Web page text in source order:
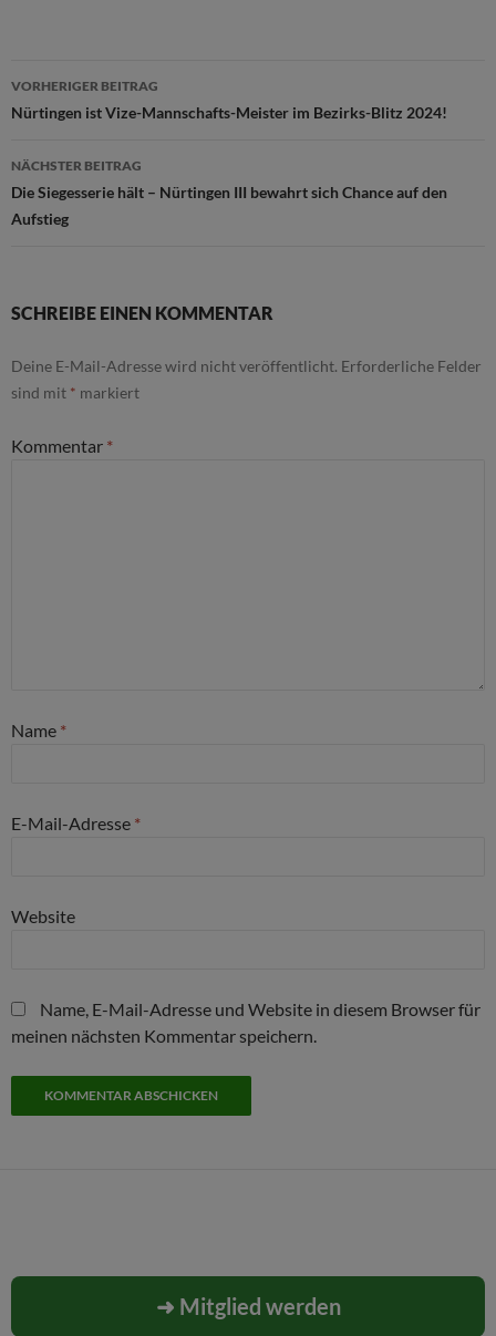
Beitragsnavigation
VORHERIGER BEITRAG
Nürtingen ist Vize-Mannschafts-Meister im Bezirks-Blitz 2024!
NÄCHSTER BEITRAG
Die Siegesserie hält – Nürtingen III bewahrt sich Chance auf den
Aufstieg
SCHREIBE EINEN KOMMENTAR
Deine E-Mail-Adresse wird nicht veröffentlicht. Erforderliche Felder
sind mit * markiert
Kommentar *
Name *
E-Mail-Adresse *
Website
Name, E-Mail-Adresse und Website in diesem Browser für
meinen nächsten Kommentar speichern.
➜ Mitglied werden